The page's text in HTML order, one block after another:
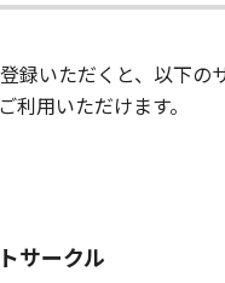
登録いただくと、以下の
利用いただけます。
サークル